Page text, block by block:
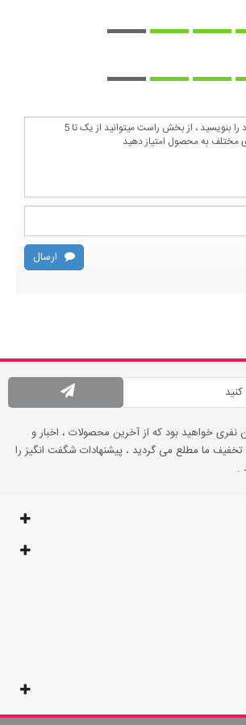
ارسال
نفری خواهید بود که از آخرین محصولات ، اخبار و
ما مطلع می گردید ، پیشنهادات شگفت انگیز را
.